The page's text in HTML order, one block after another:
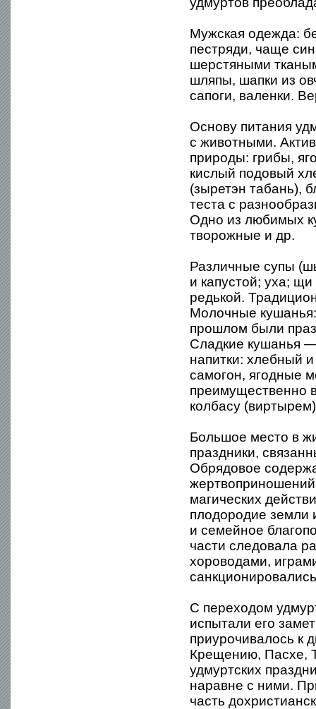
Мужская одежда:
пестряди, чаще
шерстяными
шляпы, шапки из
сапоги, валенки.
Основу питания
с животными.
природы: грибы,
кислый подовый
(зыретэн табань),
теста с
Одно из любимых
творожные и др.
Различные супы
и капустой; уха;
редькой.
Молочные
прошлом были
Сладкие кушанья
напитки: хлебный
самогон, ягодные
преимущественно
колбасу
Большое место в
праздники,
Обрядовое
магических
плодородие земли
и семейное
части следовала
хороводами,
С переходом
испытали его
приурочивалось к
Крещению, Пасхе,
удмуртских
наравне с ними.
часть